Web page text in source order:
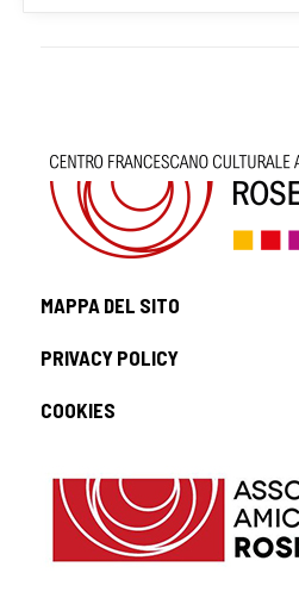
MAPPA DEL SITO
PRIVACY POLICY
COOKIES